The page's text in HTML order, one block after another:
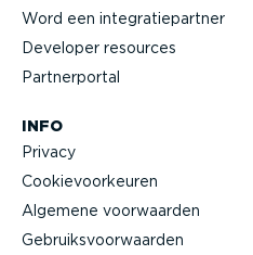
Word een integra­tie­partner
Developer resources
Partner­portal
INFO
Privacy
Cookie­voor­keuren
Algemene voorwaarden
Gebruiks­voor­waarden